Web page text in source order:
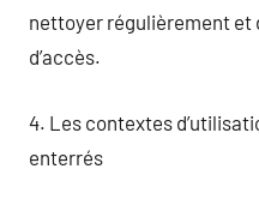
nettoyer régulièrement et
d’accès.
4. Les contextes
enterrés